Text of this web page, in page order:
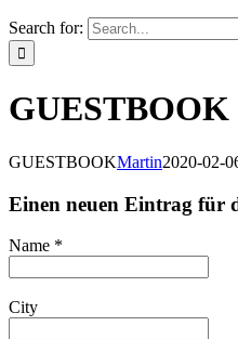
Search for:
GUESTBOOK
GUESTBOOKMartin2020-02-
Einen neuen Eintrag für
Name *
City